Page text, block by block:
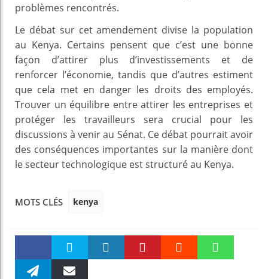
problèmes rencontrés.
Le débat sur cet amendement divise la population
au Kenya. Certains pensent que c’est une bonne
façon d’attirer plus d’investissements et de
renforcer l’économie, tandis que d’autres estiment
que cela met en danger les droits des employés.
Trouver un équilibre entre attirer les entreprises et
protéger les travailleurs sera crucial pour les
discussions à venir au Sénat. Ce débat pourrait avoir
des conséquences importantes sur la manière dont
le secteur technologique est structuré au Kenya.
MOTS CLÉS kenya
Faceboo Twitter